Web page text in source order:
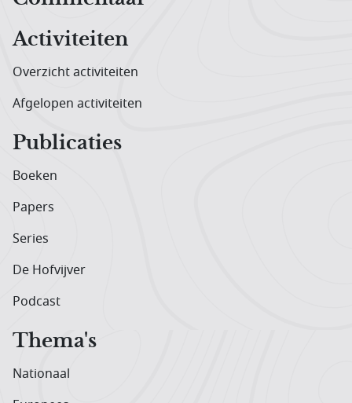
Activiteiten
Overzicht activiteiten
Afgelopen activiteiten
Publicaties
Boeken
Papers
Series
De Hofvijver
Podcast
Thema's
Nationaal